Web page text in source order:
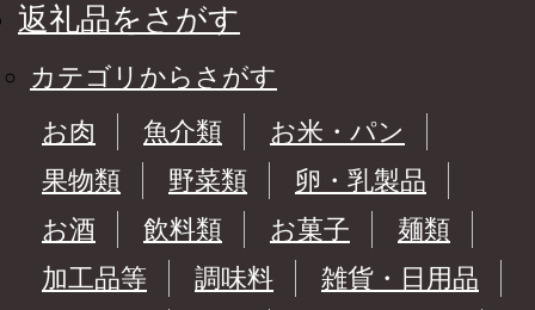
返礼品をさがす
カテゴリからさがす
お肉
魚介類
お米・パン
果物類
野菜類
卵・乳製品
お酒
飲料類 お菓子
麺類
加工品等
調味料
雑貨・日用品